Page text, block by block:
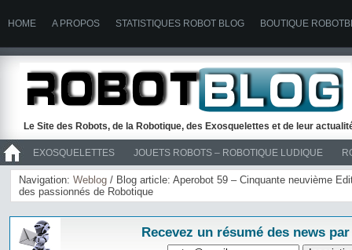
HOME A PROPOS STATISTIQUES ROBOT BLOG BOUTIQUE
Le Site des Robots, de la Robotique, des Exosquelettes et de leur
EXOSQUELETTES JOUETS ROBOTS – ROBOTIQUE LUDIQUE
>> ROBOTS
Navigation: Weblog / Blog article: Aperobot 59 – Cinquante neuvième
des passionnés de Robotique
Recevez un résumé des news